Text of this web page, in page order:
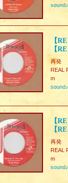
sound♪
【
【
再発
REAL
m
sound♪
【
【
再発
REAL
m
sound♪